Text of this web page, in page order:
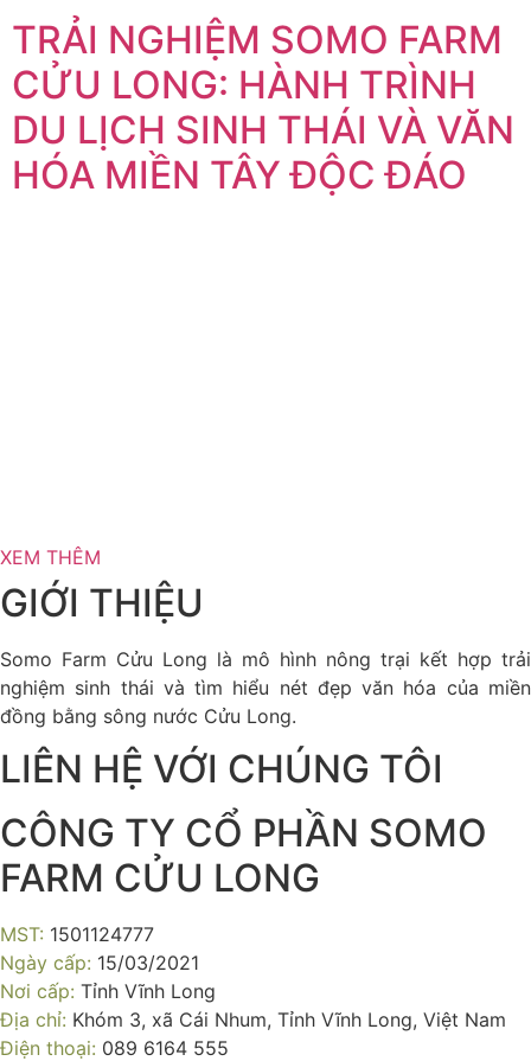
TRẢI NGHIỆM SOMO FARM
CỬU LONG: HÀNH TRÌNH
DU LỊCH SINH THÁI VÀ VĂN
HÓA MIỀN TÂY ĐỘC ĐÁO
XEM THÊM
GIỚI THIỆU
Somo Farm Cửu Long là mô hình nông trại kết hợp trải
nghiệm sinh thái và tìm hiểu nét đẹp văn hóa của miền
đồng bằng sông nước Cửu Long.
LIÊN HỆ VỚI CHÚNG TÔI
CÔNG TY CỔ PHẦN SOMO
FARM CỬU LONG
MST: 1501124777
Ngày cấp: 15/03/2021
Nơi cấp: Tỉnh Vĩnh Long
Địa chỉ: Khóm 3, xã Cái Nhum, Tỉnh Vĩnh Long, Việt Nam
Điện thoại: 089 6164 555